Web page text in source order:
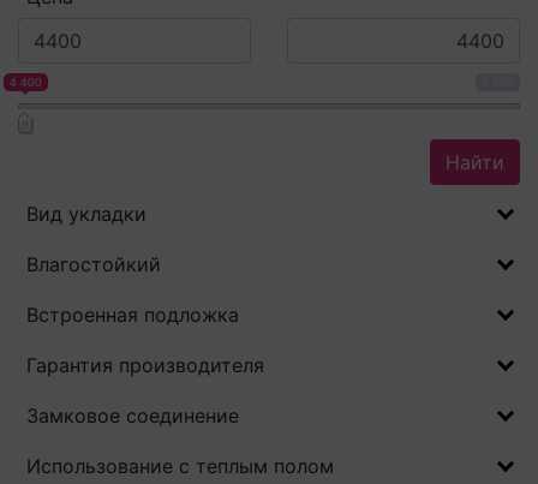
4 400
Найти
Вид укладки
Влагостойкий
Встроенная подложка
Гарантия производителя
Замковое соединение
Использование с теплым полом